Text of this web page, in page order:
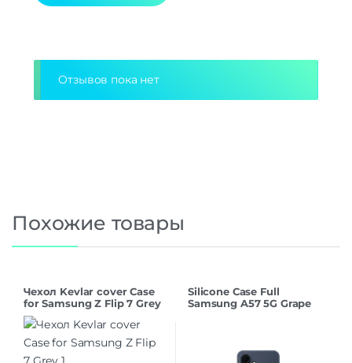
Отзывов пока нет
Похожие товары
Чехол Kevlar cover Case
for Samsung Z Flip 7 Grey
Silicone Case Full
Samsung A57 5G Grape